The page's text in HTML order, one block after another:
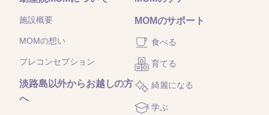
施設概要
MOMの想い
プレコンセプション
淡路島以外からお越しの方
へ
MOMのサポート
食べる
育てる
綺麗になる
学ぶ